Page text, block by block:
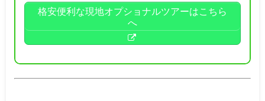
格安便利な現地オプショナルツアーはこちら
へ